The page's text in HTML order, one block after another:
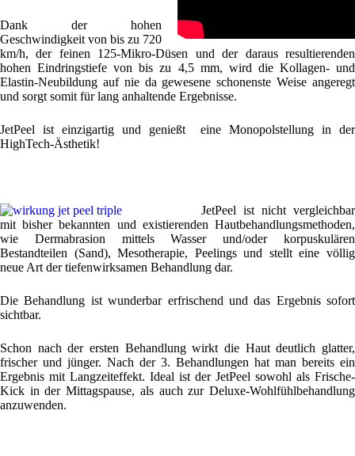
Dank der hohen
Geschwindigkeit von bis zu 720
km/h, der feinen 125-Mikro-Düsen und der daraus resultierenden
hohen Eindringstiefe von bis zu 4,5 mm, wird die Kollagen- und
Elastin-Neubildung auf nie da gewesene schonenste Weise angeregt
und sorgt somit für lang anhaltende Ergebnisse.
JetPeel ist einzigartig und genießt eine Monopolstellung in der
HighTech-Ästhetik!
JetPeel ist nicht vergleichbar
mit bisher bekannten und existierenden Hautbehandlungsmethoden,
wie Dermabrasion mittels Wasser und/oder korpuskulären
Bestandteilen (Sand), Mesotherapie, Peelings und stellt eine völlig
neue Art der tiefenwirksamen Behandlung dar.
Die Behandlung ist wunderbar erfrischend und das Ergebnis sofort
sichtbar.
Schon nach der ersten Behandlung wirkt die Haut deutlich glatter,
frischer und jünger. Nach der 3. Behandlungen hat man bereits ein
Ergebnis mit Langzeiteffekt. Ideal ist der JetPeel sowohl als Frische-
Kick in der Mittagspause, als auch zur Deluxe-Wohlfühlbehandlung
anzuwenden.